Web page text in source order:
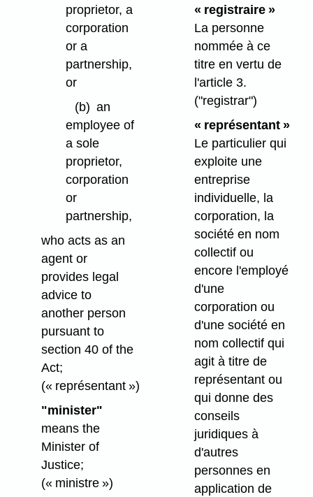
proprietor, a
corporation
or a
partnership,
or
(b) an
employee of
a sole
proprietor,
corporation
or
partnership,
who acts as an
agent or
provides legal
advice to
another person
pursuant to
section 40 of the
Act;
(« représentant »)
"minister"
means the
Minister of
Justice;
(« ministre »)
« registraire »
La personne
nommée à ce
titre en vertu de
l'article 3.
("registrar")
« représentant »
Le particulier qui
exploite une
entreprise
individuelle, la
corporation, la
société en nom
collectif ou
encore l'employé
d'une
corporation ou
d'une société en
nom collectif qui
agit à titre de
représentant ou
qui donne des
conseils
juridiques à
d'autres
personnes en
application de